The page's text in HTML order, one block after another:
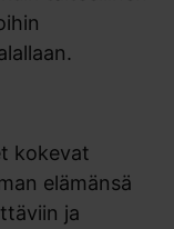
kokevat
elämänsä
ja